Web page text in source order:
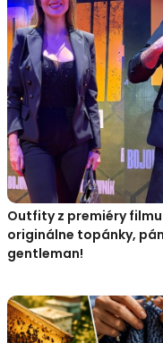
Outfity z premiéry
originálne topánky,
gentleman!